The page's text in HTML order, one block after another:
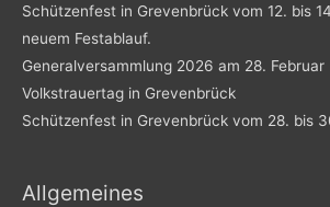
Schützenfest in Grevenbrück vom 12. bis
neuem Festablauf.
Generalversammlung 2026 am 28. Februar
Volkstrauertag in Grevenbrück
Schützenfest in Grevenbrück vom 28. bis
Allgemeines